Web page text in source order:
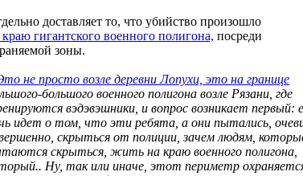
доставляет то, что убийство произошло
гигантского военного полигона, посреди
зоны.
не просто возле деревни Лопухи, это на границе
большого военного полигона возле Рязани, где
вэдэвэшники, и вопрос возникает первый:
идет о том, что эти ребята, а они пытались,
скрыться от полиции, зачем людям,
скрыться, жить на краю военного полигона,
Ну, так или иначе, этот периметр